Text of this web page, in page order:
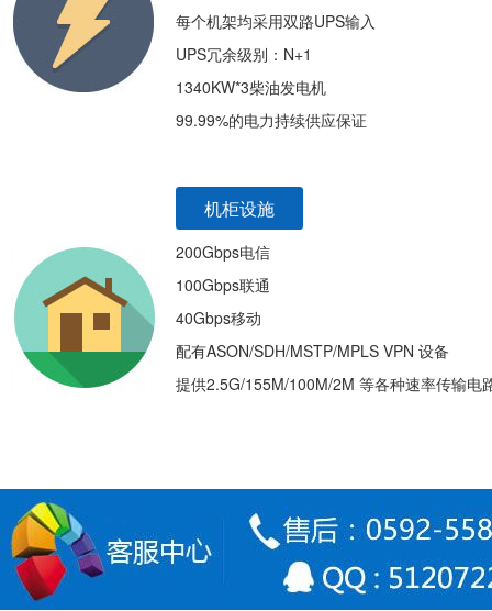
每个机架均采用双路UPS输入
UPS冗余级别：N+1
1340KW*3柴油发电机
99.99%的电力持续供应保证
机柜设施
200Gbps电信
100Gbps联通
40Gbps移动
配有ASON/SDH/MSTP/MPLS VPN 设备
提供2.5G/155M/100M/2M 等各种速率传输电